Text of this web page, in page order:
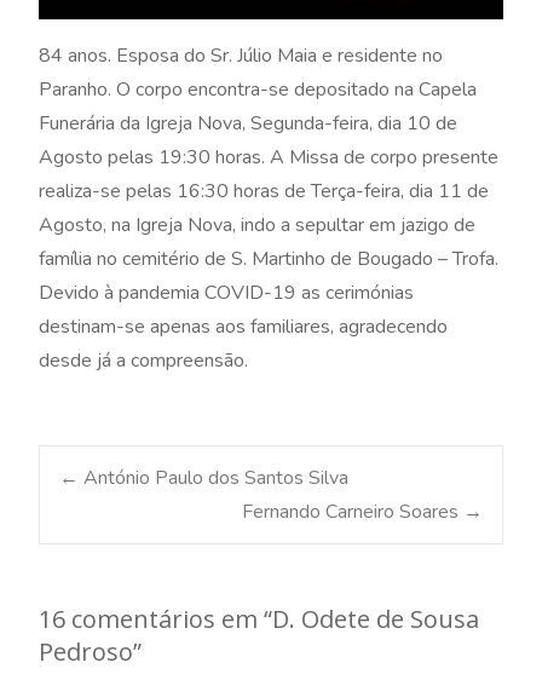
84 anos. Esposa do Sr. Júlio Maia e residente no
Paranho. O corpo encontra-se depositado na Capela
Funerária da Igreja Nova, Segunda-feira, dia 10 de
Agosto pelas 19:30 horas. A Missa de corpo presente
realiza-se pelas 16:30 horas de Terça-feira, dia 11 de
Agosto, na Igreja Nova, indo a sepultar em jazigo de
família no cemitério de S. Martinho de Bougado – Trofa.
Devido à pandemia COVID-19 as cerimónias
destinam-se apenas aos familiares, agradecendo
desde já a compreensão.
Post
← António Paulo dos Santos Silva
Fernando Carneiro Soares →
16 comentários em “D. Odete de Sousa
Pedroso”